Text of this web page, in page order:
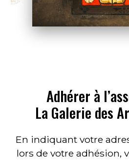
Adhérer à
La Galerie des
En indiquant votre
lors de votre adhésion,